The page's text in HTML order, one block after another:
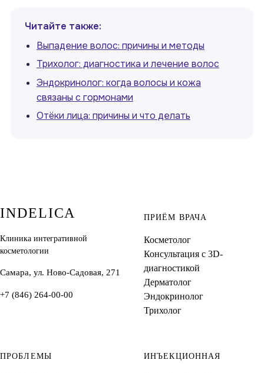
Читайте также:
Выпадение волос: причины и методы
Трихолог: диагностика и лечение волос
Эндокринолог: когда волосы и кожа
связаны с гормонами
Отёки лица: причины и что делать
INDELICA
Клиника интегративной
косметологии
Самара, ул. Ново-Садовая, 271
+7 (846) 264-00-00
ПРИЁМ ВРАЧА
Косметолог
Консультация с 3D-
диагностикой
Дерматолог
Эндокринолог
Трихолог
ПРОБЛЕМЫ ИНЪЕКЦИОННАЯ